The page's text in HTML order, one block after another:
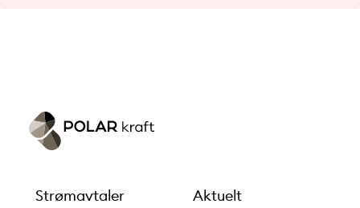
Strømavtaler
Aktuelt